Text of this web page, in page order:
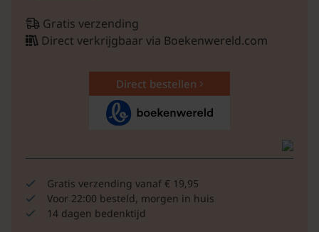
Gratis verzending
Direct verkrijgbaar via Boekenwereld.com
Direct bestellen
Gratis verzending vanaf € 19,95
Voor 22:00 besteld, morgen in huis
14 dagen bedenktijd